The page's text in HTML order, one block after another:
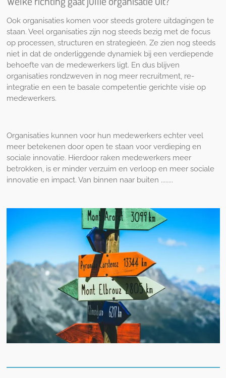
Ook organisaties komen voor steeds grotere uitdagingen te
staan. Veel organisaties zijn nog steeds bezig met de focus
op processen, structuren en strategieën. Ze zien nog steeds
niet in dat de onderliggende dynamiek bij een verdiepende
behoefte van de medewerkers ligt. En dus blijven
organisaties rondzweven in nog meer recruitment, re-
integratie en een te basale competentie gerichte visie op
medewerkers.
Organisaties kunnen voor hun medewerkers echter veel
meer betekenen door open te staan voor verdieping en
sociale innovatie. Hierdoor raken medewerkers meer
betrokken, is er minder verzuim en verloop en meer sociale
innovatie en impact. Van binnen naar buiten ........